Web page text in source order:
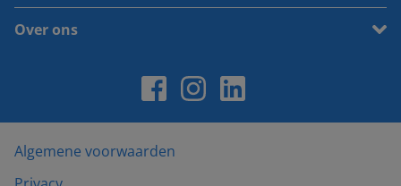
Over ons
Algemene voorwaarden